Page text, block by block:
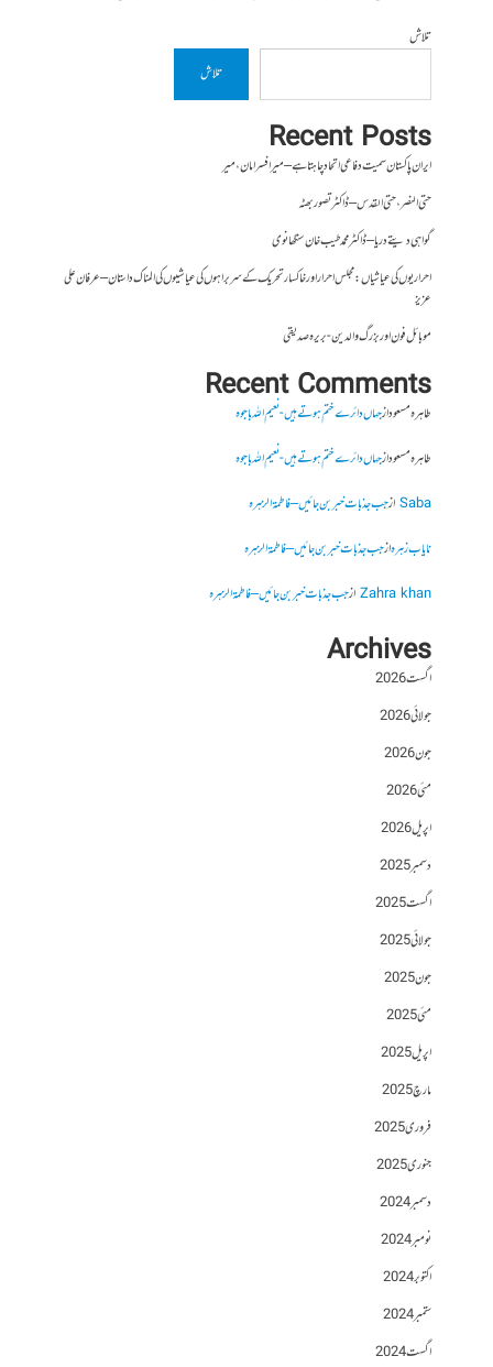
تلاش
تلاش
Recent Posts
ایران پاکستان سمیت دفاعی اتحاد چاہتا ہے – میر افسر امان،میر
حتی النصر ، حتی القدس – ڈاکٹر تصور بھٹہ
گواہی دیتے دریا – ڈاکٹر محمد طیب خان سنگھانوی
احراریوں کی عیاشیاں : مجلس احرار اور خاکسار تحریک کے سربراہوں کی عیاشیوں کی المناک داستان – عرفان علی
عزیز
موبائل فون اور بزرگ والدین- بریرہ صدیقی
Recent Comments
طاہرہ مسعودازجہاں دائرے ختم ہوتے ہیں- نعیم اللہ باجوہ
طاہرہ مسعودازجہاں دائرے ختم ہوتے ہیں- نعیم اللہ باجوہ
Sabaازجب جذبات خبر بن جائیں – فاطمۃالزہرہ
نایاب زہرہازجب جذبات خبر بن جائیں – فاطمۃالزہرہ
Zahra khanازجب جذبات خبر بن جائیں – فاطمۃالزہرہ
Archives
اگست 2026
جولائی 2026
جون 2026
مئی 2026
اپریل 2026
دسمبر 2025
اگست 2025
جولائی 2025
جون 2025
مئی 2025
اپریل 2025
مارچ 2025
فروری 2025
جنوری 2025
دسمبر 2024
نومبر 2024
اکتوبر 2024
ستمبر 2024
اگست 2024